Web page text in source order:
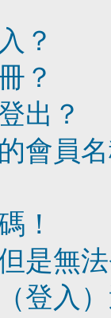
？
？
出？
會員
！
是無
登入